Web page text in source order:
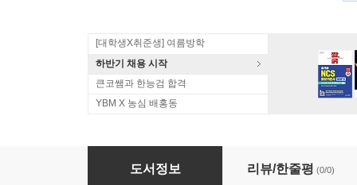
[대학생X취준생] 여름방학
하반기 채용 시작
큰코쌤과 한능검 합격
YBM X 농심 배홍동
데퍼리 송의 골반 발성 영어
도서정보 리뷰/한줄평 (0/0)